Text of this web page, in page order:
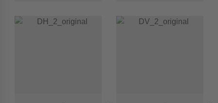
gelochter Membrane
aus TPE
Membrane